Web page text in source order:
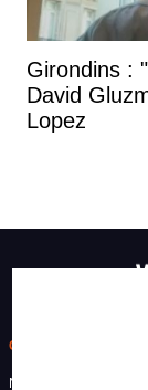
Girondins :
David
Lopez
CONTACT
Nous contacter